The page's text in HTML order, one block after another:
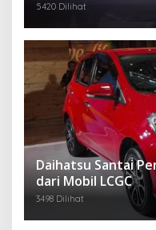
5420 Dilihat
Daihatsu Santai
dari Mobil LCGC
3498 Dilihat